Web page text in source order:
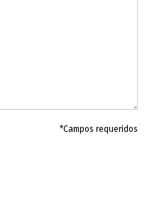
*Campos requeridos